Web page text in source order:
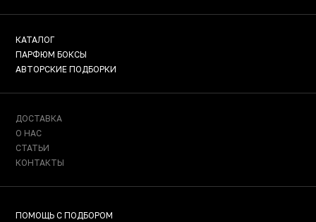
КАТАЛОГ
ПАРФЮМ БОКСЫ
АВТОРСКИЕ ПОДБОРКИ
ДОСТАВКА
О НАС
СТАТЬИ
КОНТАКТЫ
ПОМОЩЬ С ПОДБОРОМ